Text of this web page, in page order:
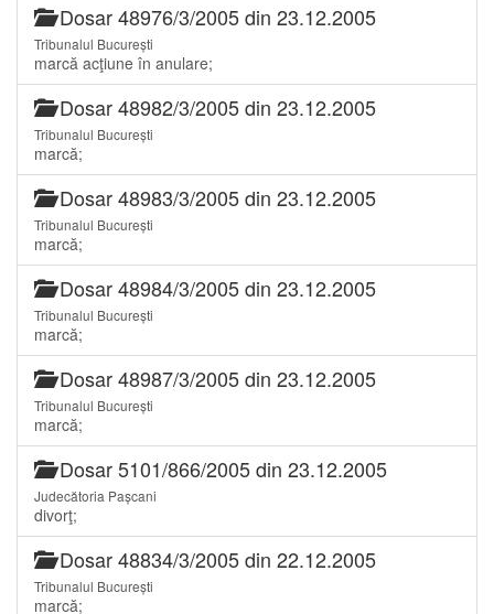
Dosar 48976/3/2005 din 23.12.2005
Tribunalul București
marcă acţiune în anulare;
Dosar 48982/3/2005 din 23.12.2005
Tribunalul București
marcă;
Dosar 48983/3/2005 din 23.12.2005
Tribunalul București
marcă;
Dosar 48984/3/2005 din 23.12.2005
Tribunalul București
marcă;
Dosar 48987/3/2005 din 23.12.2005
Tribunalul București
marcă;
Dosar 5101/866/2005 din 23.12.2005
Judecătoria Pașcani
divorţ;
Dosar 48834/3/2005 din 22.12.2005
Tribunalul București
marcă;